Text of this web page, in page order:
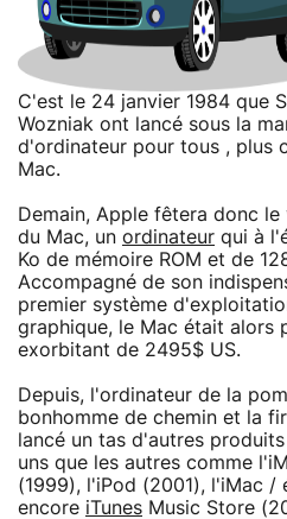
C'est le 24 janvier 1984 que
Wozniak ont lancé sous la
d'ordinateur pour tous , plus
Mac.
Demain, Apple fêtera donc
du Mac, un ordinateur qui à
Ko de mémoire ROM et de
Accompagné de son
premier système
graphique, le Mac était alors
exorbitant de 2495$ US.
Depuis, l'ordinateur de la
bonhomme de chemin et la
lancé un tas d'autres
uns que les autres comme
(1999), l'iPod (2001), l'iMac /
encore iTunes Music Store